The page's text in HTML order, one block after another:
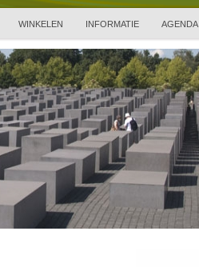
WINKELEN INFORMATIE AGENDA